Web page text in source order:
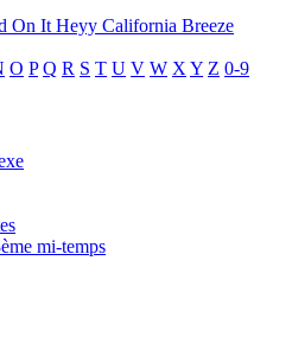
On It Heyy California Breeze
O P Q R S T U V W X Y Z 0-9
mi-temps